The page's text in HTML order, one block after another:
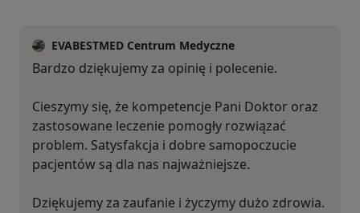
EVABESTMED Centrum Medyczne
Bardzo dziękujemy za opinię i polecenie.
Cieszymy się, że kompetencje Pani Doktor oraz
zastosowane leczenie pomogły rozwiązać
problem. Satysfakcja i dobre samopoczucie
pacjentów są dla nas najważniejsze.
Dziękujemy za zaufanie i życzymy dużo zdrowia.